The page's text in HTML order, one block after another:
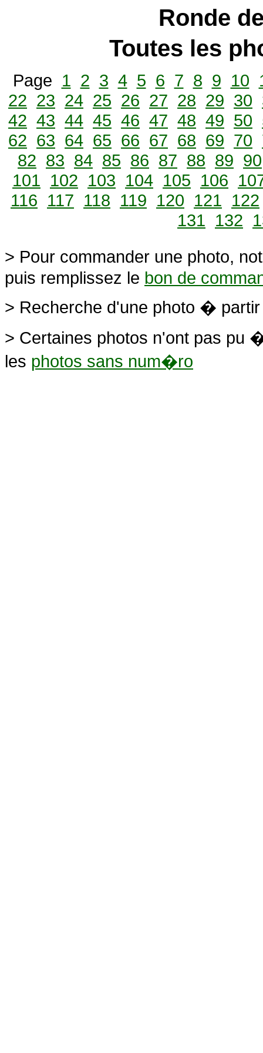
Ronde
Toutes les
Page 1 2 3 4 5 6 7 8 9 10
22 23 24 25 26 27 28 29 30
42 43 44 45 46 47 48 49 50
62 63 64 65 66 67 68 69 70
82 83 84 85 86 87 88 89 90
101 102 103 104 105 106
116 117 118 119 120 121 122
131 132
> Pour commander une photo,
puis remplissez le bon de
> Recherche d'une photo �
> Certaines photos n'ont pas
les photos sans num�ro